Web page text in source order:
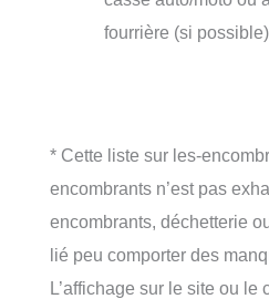
fourrière (si
* Cette liste sur les-
encombrants n’est pas
encombrants, déchetterie
lié peu comporter des
L’affichage sur le site ou le